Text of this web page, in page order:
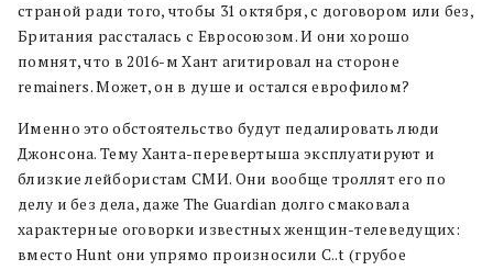
страной ради того, чтобы 31 октября, с договором или без,
Британия рассталась с Евросоюзом. И они хорошо
помнят, что в 2016-м Хант агитировал на стороне
remainers. Может, он в душе и остался еврофилом?
Именно это обстоятельство будут педалировать люди
Джонсона. Тему Ханта-перевертыша эксплуатируют и
близкие лейбористам СМИ. Они вообще троллят его по
делу и без дела, даже The Guardian долго смаковала
характерные оговорки известных женщин-телеведущих:
вместо Hunt они упрямо произносили С..t (грубое